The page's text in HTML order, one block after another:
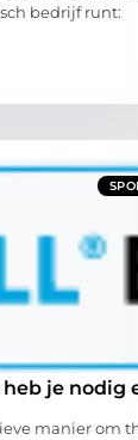
bedrijf runt:
je nodig
manier om